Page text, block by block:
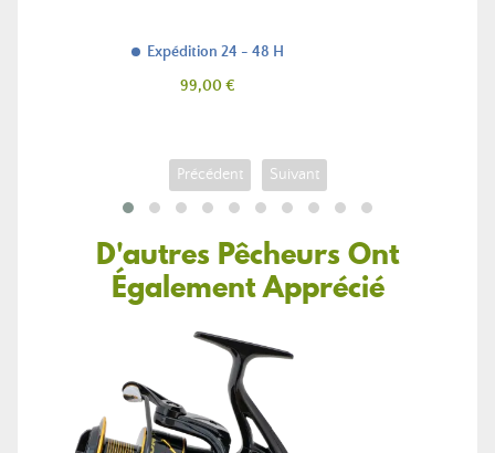
Expédition 24 - 48 H
Prix
99,00 €
Précédent Suivant
D'autres Pêcheurs Ont
Également Apprécié